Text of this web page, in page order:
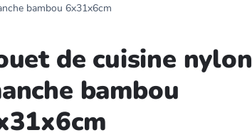
bambou 6x31x6cm
de cuisine nylon
bambou